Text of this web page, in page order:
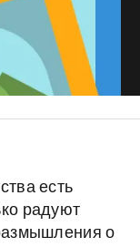
есть
радуют
о